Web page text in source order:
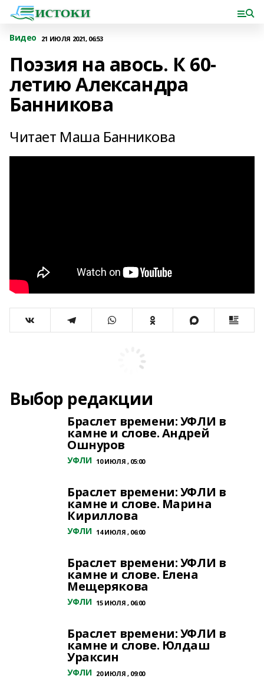
Видео 21 ИЮЛЯ 2021, 06:53
Поэзия на авось. К 60-
летию Александра
Банникова
Читает Маша Банникова
Выбор редакции
Браслет времени: УФЛИ в
камне и слове. Андрей
Ошнуров
УФЛИ 10 ИЮЛЯ , 05:00
Браслет времени: УФЛИ в
камне и слове. Марина
Кириллова
УФЛИ 14 ИЮЛЯ , 06:00
Браслет времени: УФЛИ в
камне и слове. Елена
Мещерякова
УФЛИ 15 ИЮЛЯ , 06:00
Браслет времени: УФЛИ в
камне и слове. Юлдаш
Ураксин
УФЛИ 20 ИЮЛЯ , 09:00